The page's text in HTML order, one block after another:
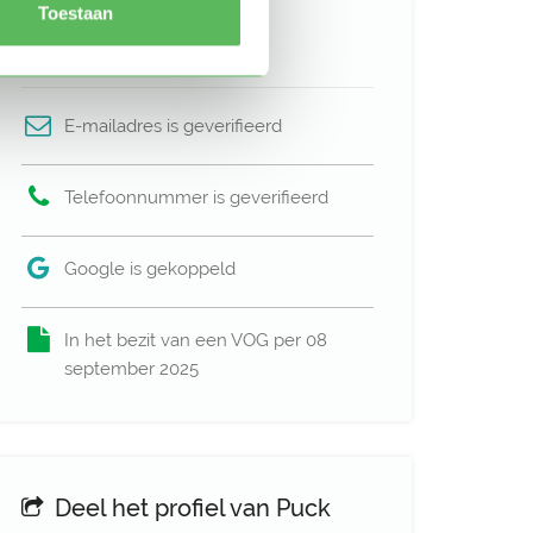
Toestaan
Verificaties
E-mailadres is geverifieerd
Telefoonnummer is geverifieerd
Google is gekoppeld
In het bezit van een VOG per 08
september 2025
Deel het profiel van Puck